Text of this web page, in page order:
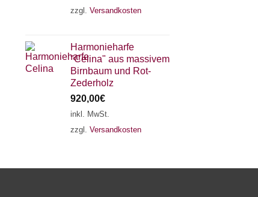
zzgl. Versandkosten
Harmonieharfe
"Celina" aus massivem
Birnbaum und Rot-
Zederholz
920,00€
inkl. MwSt.
zzgl. Versandkosten
18 SAITEN 21 SAITEN 25 SAITEN
AKKORDZITHER